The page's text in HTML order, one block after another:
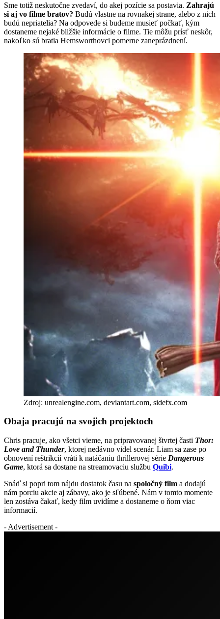
Sme totiž neskutočne zvedaví, do akej pozície sa postavia. Zahrajú
si aj vo filme bratov? Budú vlastne na rovnakej strane, alebo z nich
budú nepriatelia? Na odpovede si budeme musieť počkať, kým
dostaneme nejaké bližšie informácie o filme. Tie môžu prísť neskôr,
nakoľko sú bratia Hemsworthovci pomerne zaneprázdnení.
Zdroj: unrealengine.com, deviantart.com, sidefx.com
Obaja pracujú na svojich projektoch
Chris pracuje, ako všetci vieme, na pripravovanej štvrtej časti Thor:
Love and Thunder, ktorej nedávno videl scenár. Liam sa zase po
obnovení reštrikcií vráti k natáčaniu thrillerovej série Dangerous
Game, ktorá sa dostane na streamovaciu službu Quibi.
Snáď si popri tom nájdu dostatok času na spoločný film a dodajú
nám porciu akcie aj zábavy, ako je sľúbené. Nám v tomto momente
len zostáva čakať, kedy film uvidíme a dostaneme o ňom viac
informacií.
- Advertisement -